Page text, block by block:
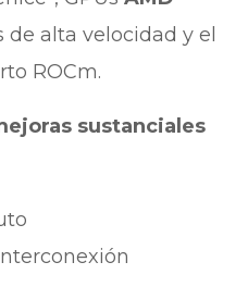
de alta velocidad y el
ROCm.
sustanciales